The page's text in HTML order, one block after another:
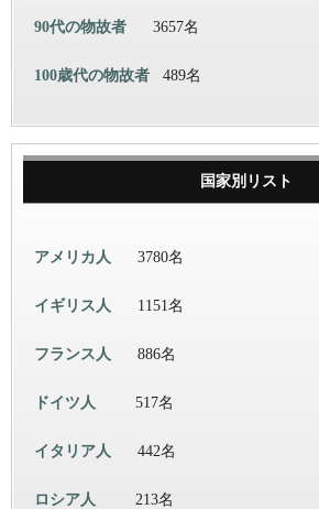
90代の物故者 3657名
100歳代の物故者 489名
国家別リスト
アメリカ人 3780名
イギリス人 1151名
フランス人 886名
ドイツ人 517名
イタリア人 442名
ロシア人 213名